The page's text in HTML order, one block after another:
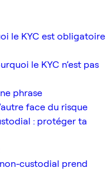
le KYC est obligatoire
le KYC n’est pas
phrase
face du risque
: protéger ta
custodial prend